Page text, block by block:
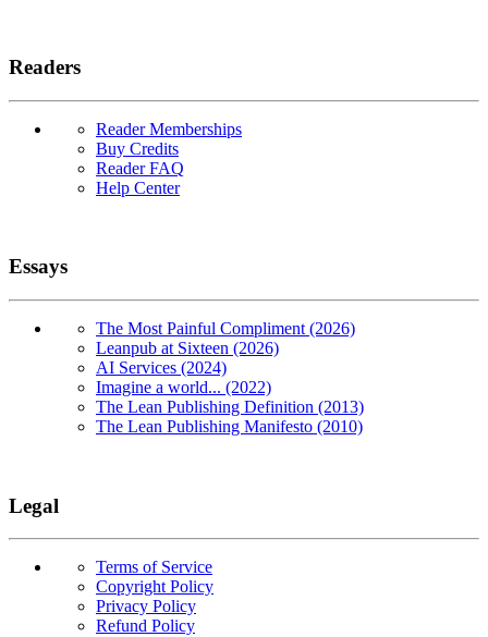
Readers
Reader Memberships
Buy Credits
Reader FAQ
Help Center
Essays
The Most Painful Compliment (2026)
Leanpub at Sixteen (2026)
AI Services (2024)
Imagine a world... (2022)
The Lean Publishing Definition (2013)
The Lean Publishing Manifesto (2010)
Legal
Terms of Service
Copyright Policy
Privacy Policy
Refund Policy